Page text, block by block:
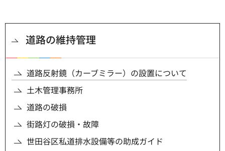
道路の維持管理
道路反射鏡（カーブミラー）の設置について
土木管理事務所
道路の破損
街路灯の破損・故障
世田谷区私道排水設備等の助成ガイド